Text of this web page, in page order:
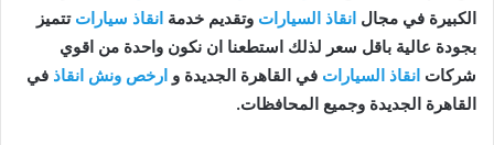
الكبيرة في مجال انقاذ السيارات وتقديم خدمة انقاذ سيارات تتميز
بجودة عالية باقل سعر لذلك استطعنا ان نكون واحدة من اقوي
شركات انقاذ السيارات في القاهرة الجديدة و ارخص ونش انقاذ في
القاهرة الجديدة وجميع المحافظات.